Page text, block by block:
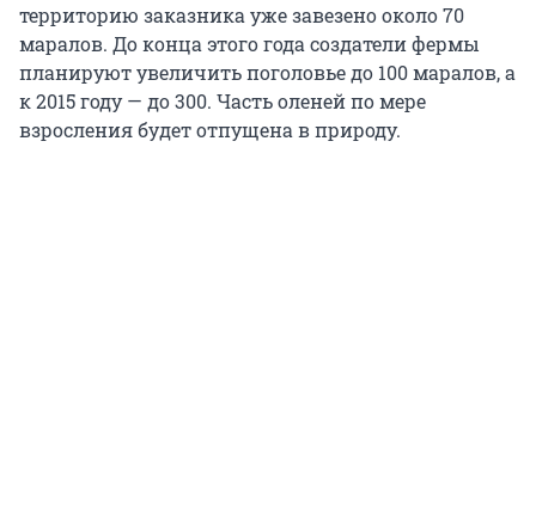
территорию заказника уже завезено около 70
маралов. До конца этого года создатели фермы
планируют увеличить поголовье до 100 маралов, а
к 2015 году — до 300. Часть оленей по мере
взросления будет отпущена в природу.